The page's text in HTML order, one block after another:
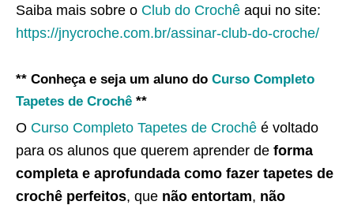
Saiba mais sobre o Club do Crochê aqui no site:
https://jnycroche.com.br/assinar-club-do-croche/
** Conheça e seja um aluno do Curso Completo
Tapetes de Crochê **
O Curso Completo Tapetes de Crochê é voltado
para os alunos que querem aprender de forma
completa e aprofundada como fazer tapetes de
crochê perfeitos, que não entortam, não